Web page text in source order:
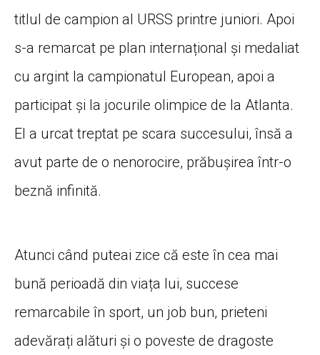
titlul de campion al URSS printre juniori. Apoi
s-a remarcat pe plan internațional și medaliat
cu argint la campionatul European, apoi a
participat și la jocurile olimpice de la Atlanta.
El a urcat treptat pe scara succesului, însă a
avut parte de o nenorocire, prăbușirea într-o
beznă infinită.
Atunci când puteai zice că este în cea mai
bună perioadă din viața lui, succese
remarcabile în sport, un job bun, prieteni
adevărați alături și o poveste de dragoste